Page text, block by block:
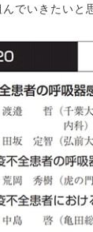
でいきたいと